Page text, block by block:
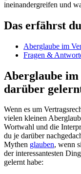
ineinandergreifen und
Das erfährst
Aberglaube im
Fragen &
Aberglaube
darüber
Wenn es um
vielen kleinen
Wortwahl und die
du je darüber
Mythen glauben, wenn
der interessantesten
gelernt habe: